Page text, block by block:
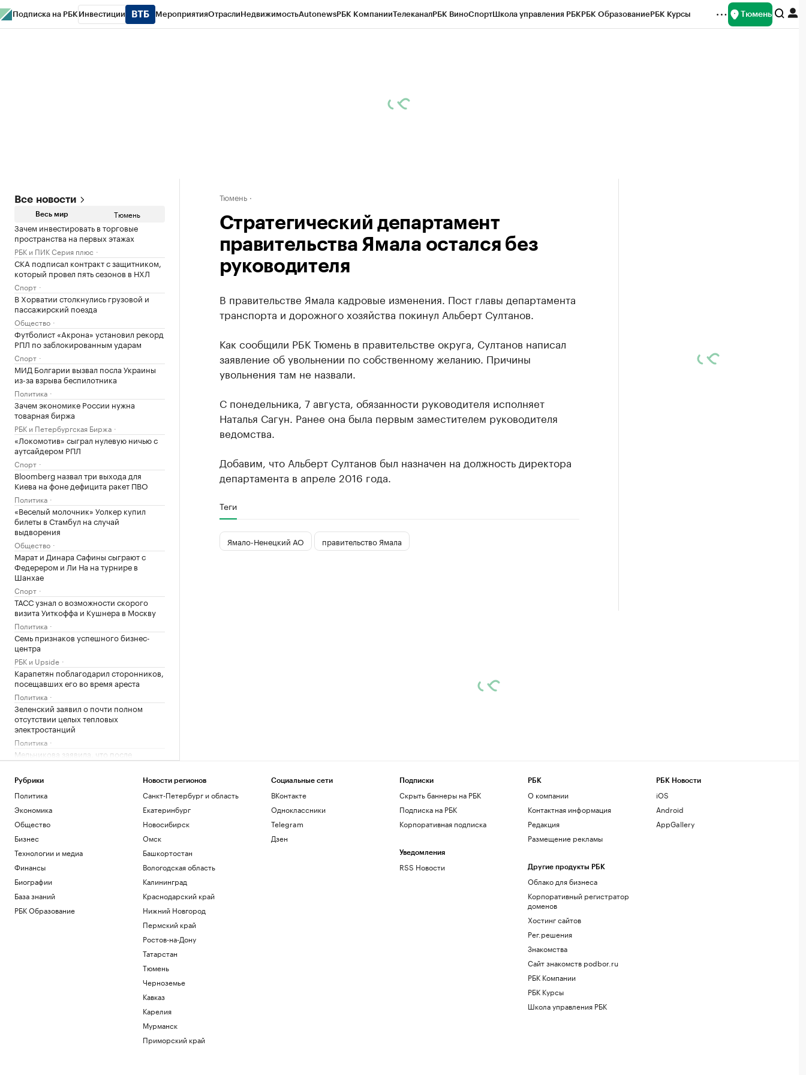
Подписка на РБК Инвестиции МероприятияОтраслиНедвижимостьAutonewsРБК КомпанииТелеканалРБК ВиноСпортШкола управления РБКРБК ОбразованиеРБК Курсы Тюмень
Все новости
Весь мир Тюмень
Зачем инвестировать в торговые
пространства на первых этажах
РБК и ПИК Серия плюс
СКА подписал контракт с защитником,
который провел пять сезонов в НХЛ
Спорт
В Хорватии столкнулись грузовой и
пассажирский поезда
Общество
Футболист «Акрона» установил рекорд
РПЛ по заблокированным ударам
Спорт
МИД Болгарии вызвал посла Украины
из-за взрыва беспилотника
Политика
Зачем экономике России нужна
товарная биржа
РБК и Петербургская Биржа
«Локомотив» сыграл нулевую ничью с
аутсайдером РПЛ
Спорт
Bloomberg назвал три выхода для
Киева на фоне дефицита ракет ПВО
Политика
«Веселый молочник» Уолкер купил
билеты в Стамбул на случай
выдворения
Общество
Марат и Динара Сафины сыграют с
Федерером и Ли На на турнире в
Шанхае
Спорт
ТАСС узнал о возможности скорого
визита Уиткоффа и Кушнера в Москву
Политика
Семь признаков успешного бизнес-
центра
РБК и Upside
Карапетян поблагодарил сторонников,
посещавших его во время ареста
Политика
Зеленский заявил о почти полном
отсутствии целых тепловых
электростанций
Политика
Мельникова заявила, что после
невыдачи визы на ЧЕ ей жаль своего
Спорт
Сын Джо Байдена рассказал о сильной
боли отца из-за рака
Общество
В Геленджике возобновили работу
пляжей после отмены режима
опасности БПЛА
Общество
В Финляндии с марта 2027 года введут
В Италии нашли обломки римского
корабля с сотнями античных амфор.
компаний, разместивших облигации
Тюмень
Стратегический департамент
правительства Ямала остался без
руководителя
В правительстве Ямала кадровые изменения. Пост главы департамента
транспорта и дорожного хозяйства покинул Альберт Султанов.
Как сообщили РБК Тюмень в правительстве округа, Султанов написал
заявление об увольнении по собственному желанию. Причины
увольнения там не назвали.
С понедельника, 7 августа, обязанности руководителя исполняет
Наталья Сагун. Ранее она была первым заместителем руководителя
ведомства.
Добавим, что Альберт Султанов был назначен на должность директора
департамента в апреле 2016 года.
Теги
Ямало-Ненецкий АО правительство Ямала
Рубрики
Политика
Экономика
Общество
Бизнес
Технологии и медиа
Финансы
Биографии
База знаний
РБК Образование
Новости регионов
Санкт-Петербург и область
Екатеринбург
Новосибирск
Омск
Башкортостан
Вологодская область
Калининград
Краснодарский край
Нижний Новгород
Пермский край
Ростов-на-Дону
Татарстан
Тюмень
Черноземье
Кавказ
Карелия
Мурманск
Приморский край
Социальные сети
ВКонтакте
Одноклассники
Telegram
Дзен
Подписки
Скрыть баннеры на РБК
Подписка на РБК
Корпоративная подписка
Уведомления
RSS Новости
РБК
О компании
Контактная информация
Редакция
Размещение рекламы
Другие продукты РБК
Облако для бизнеса
Корпоративный регистратор
доменов
Хостинг сайтов
Рег.решения
Знакомства
Сайт знакомств podbor.ru
РБК Компании
РБК Курсы
Школа управления РБК
РБК Новости
iOS
Android
AppGallery